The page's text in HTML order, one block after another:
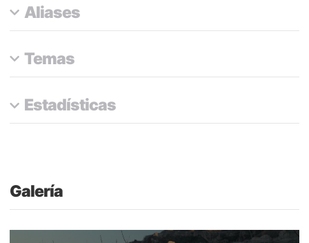
Aliases
Temas
Estadísticas
Galería